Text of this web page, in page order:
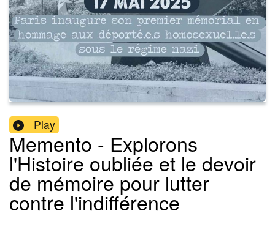
Play
Memento - Explorons
l'Histoire oubliée et le devoir
de mémoire pour lutter
contre l'indifférence